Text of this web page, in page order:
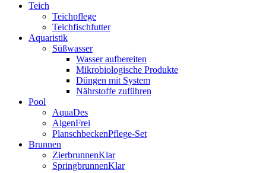
Teich
Teichpflege
Teichfischfutter
Aquaristik
Süßwasser
Wasser aufbereiten
Mikrobiologische Produkte
Düngen mit System
Nährstoffe zuführen
Pool
AquaDes
AlgenFrei
PlanschbeckenPflege-Set
Brunnen
ZierbrunnenKlar
SpringbrunnenKlar